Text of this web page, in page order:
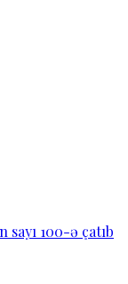
100-ə çatıb